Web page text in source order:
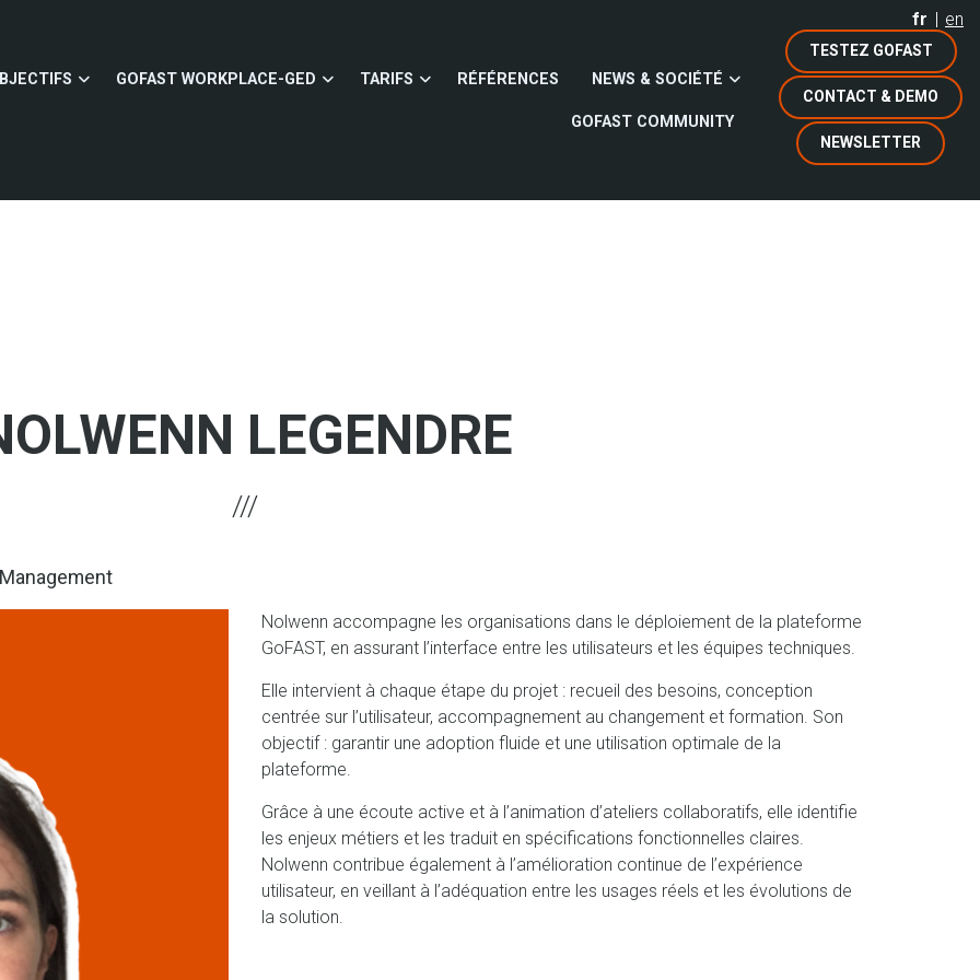
fr en
TESTEZ GOFAST
CONTACT & DEMO
NEWSLETTER
GOFAST WORKPLACE-GED TARIFS RÉFÉRENCES NEWS & SOCIÉTÉ
GOFAST COMMUNITY
LEGENDRE
Nolwenn accompagne les organisations dans le déploiement de la plateforme
GoFAST, en assurant l’interface entre les utilisateurs et les équipes techniques.
Elle intervient à chaque étape du projet : recueil des besoins, conception
centrée sur l’utilisateur, accompagnement au changement et formation. Son
objectif : garantir une adoption fluide et une utilisation optimale de la
plateforme.
Grâce à une écoute active et à l’animation d’ateliers collaboratifs, elle identifie
les enjeux métiers et les traduit en spécifications fonctionnelles claires.
Nolwenn contribue également à l’amélioration continue de l’expérience
utilisateur, en veillant à l’adéquation entre les usages réels et les évolutions de
la solution.